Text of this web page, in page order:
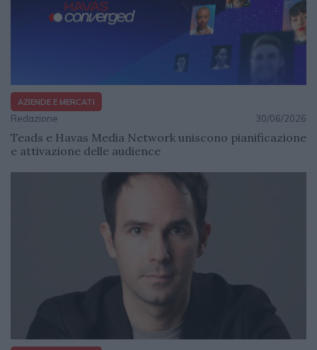
AZIENDE E MERCATI
Redazione 30/06/2026
Teads e Havas Media Network uniscono pianificazione
e attivazione delle audience